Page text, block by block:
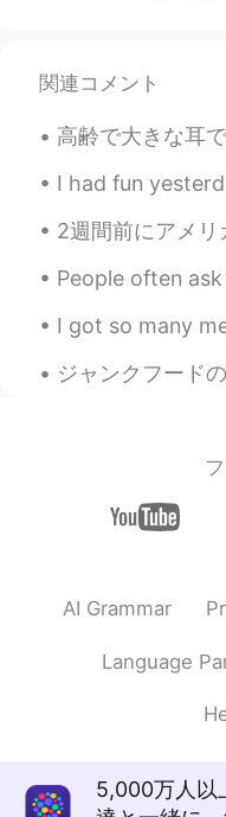
今夜はゆっく
Tsuka
JP EN
自転車を借り
た。
自転車を借り
楽しかった
関連コメント
高齢で大きな耳でしわく肌、とぞうです。 Old
I had fun yesterday at Akihabara and
2週間前にアメリカから名古屋に来ました。 日本語を勉強して友
People often ask me for tips for things
I got so many messages regarding
ジャンクフードの週末だった😅 It was a junk food
AI Grammar
Language
5,000万人以